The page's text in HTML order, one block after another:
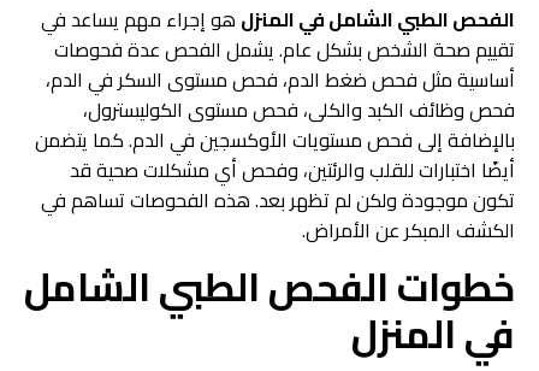
الفحص الطبي الشامل في المنزل هو إجراء مهم يساعد في
تقييم صحة الشخص بشكل عام. يشمل الفحص عدة فحوصات
أساسية مثل فحص ضغط الدم، فحص مستوى السكر في الدم،
فحص وظائف الكبد والكلى، فحص مستوى الكوليسترول،
بالإضافة إلى فحص مستويات الأوكسجين في الدم. كما يتضمن
أيضًا اختبارات للقلب والرئتين، وفحص أي مشكلات صحية قد
تكون موجودة ولكن لم تظهر بعد. هذه الفحوصات تساهم في
الكشف المبكر عن الأمراض.
خطواتالفحص الطبي الشامل
في المنزل